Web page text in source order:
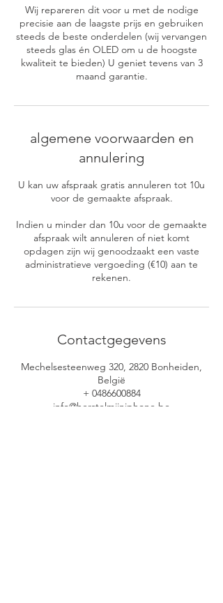
Wij repareren dit voor u met de nodige
precisie aan de laagste prijs en gebruiken
steeds de beste onderdelen (wij vervangen
steeds glas én OLED om u de hoogste
kwaliteit te bieden) U geniet tevens van 3
algemene voorwaarden en
annulering
U kan uw afspraak gratis annuleren tot 10u
voor de gemaakte afspraak.
Indien u minder dan 10u voor de gemaakte
afspraak wilt annuleren of niet komt
opdagen zijn wij genoodzaakt een vaste
administratieve vergoeding (€10) aan te
rekenen.
Contactgegevens
Mechelsesteenweg 320, 2820 Bonheiden,
België
+ 0486600884
info@herstelmijniphone.be